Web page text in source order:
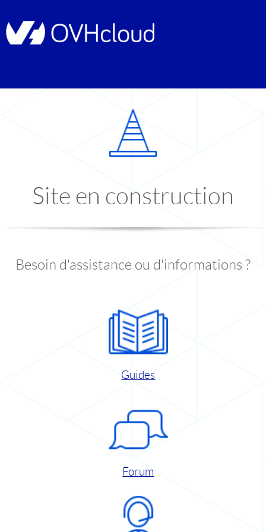
Site en construction
Besoin d'assistance ou d'informations ?
Guides
Forum